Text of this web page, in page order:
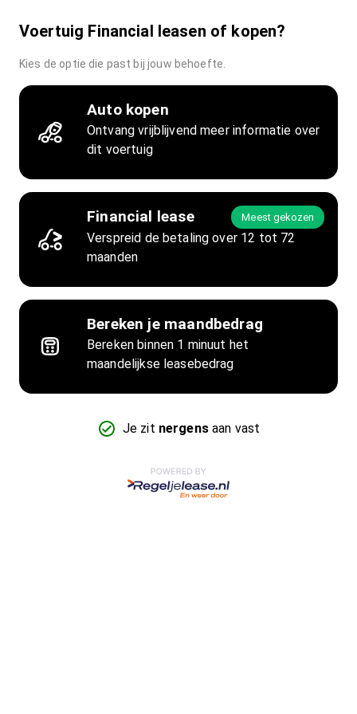
Voertuig Financial leasen of kopen?
Kies de optie die past bij jouw behoefte.
Auto kopen
Ontvang vrijblijvend meer informatie over
dit voertuig
Financial lease Meest gekozen
Verspreid de betaling over 12 tot 72
maanden
Bereken je maandbedrag
Bereken binnen 1 minuut het
maandelijkse leasebedrag
Je zit nergensaan vast